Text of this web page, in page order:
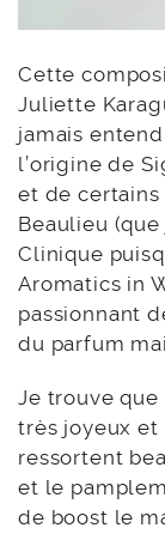
Cette
Juliette
jamais
l’origine de
et de certains
Beaulieu
Clinique
Aromatics in
passionnant
du parfum
Je trouve
très joyeux et
ressortent
et le
de boost le